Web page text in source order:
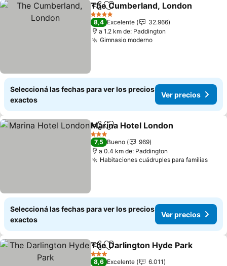
Compartir
Añadir a favoritos
The Cumberland, London
4 Estrellas
8,4 Excelente
32.966
a 1.2 km de: Paddington
Gimnasio modernoVer precios
Seleccioná las fechas para ver los precios
exactos
Ver precios
CompartirAñadir a favoritos
Marina Hotel London
3 Estrellas
7,5 Bueno
969
a 0.4 km de: Paddington
Habitaciones cuádruples para familiasVer
Seleccioná las fechas para ver los precios
exactos
Ver precios
Compartir
Añadir a favoritos
The Darlington Hyde Park
3 Estrellas
8,6 Excelente
6.011